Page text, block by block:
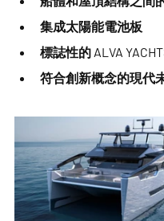
集成太陽能電池板
標誌性的 ALVA
符合創新概念的現代